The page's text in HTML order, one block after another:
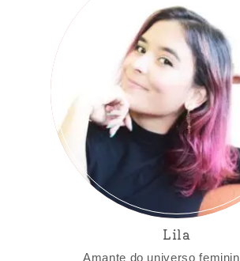
Lila
Amante do universo